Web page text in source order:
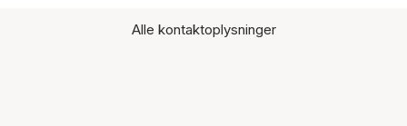
Alle kontaktoplysninger